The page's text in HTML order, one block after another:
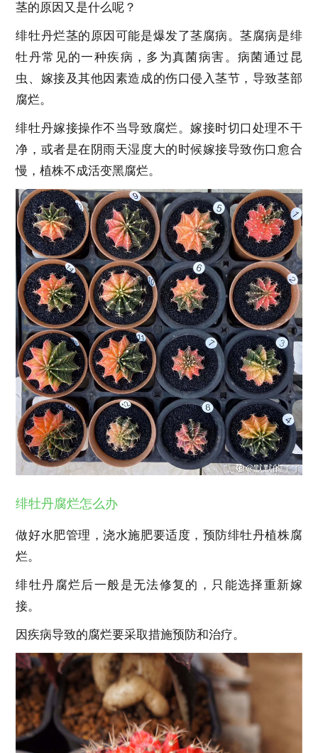
茎的原因又是什么呢？
绯牡丹烂茎的原因可能是爆发了茎腐病。茎腐病是绯
牡丹常见的一种疾病，多为真菌病害。病菌通过昆
虫、嫁接及其他因素造成的伤口侵入茎节，导致茎部
腐烂。
绯牡丹嫁接操作不当导致腐烂。嫁接时切口处理不干
净，或者是在阴雨天湿度大的时候嫁接导致伤口愈合
慢，植株不成活变黑腐烂。
绯牡丹腐烂怎么办
做好水肥管理，浇水施肥要适度，预防绯牡丹植株腐
烂。
绯牡丹腐烂后一般是无法修复的，只能选择重新嫁
接。
因疾病导致的腐烂要采取措施预防和治疗。